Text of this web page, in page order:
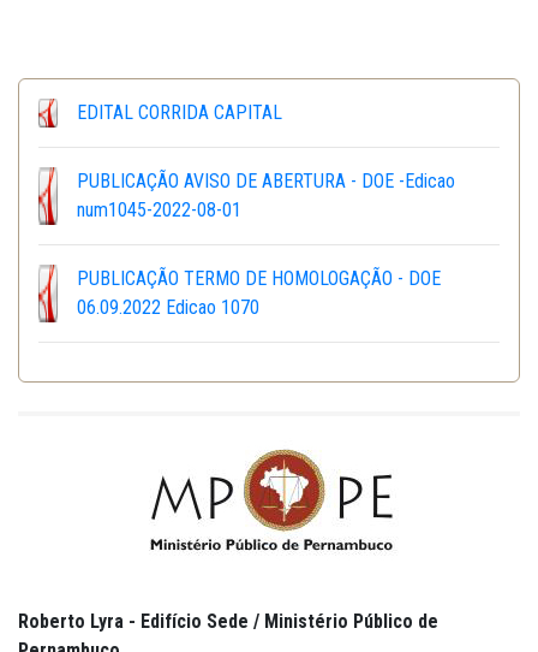
EDITAL CORRIDA CAPITAL
PUBLICAÇÃO AVISO DE ABERTURA - DOE -Edicao
num1045-2022-08-01
PUBLICAÇÃO TERMO DE HOMOLOGAÇÃO - DOE
06.09.2022 Edicao 1070
Roberto Lyra - Edifício Sede / Ministério Público de